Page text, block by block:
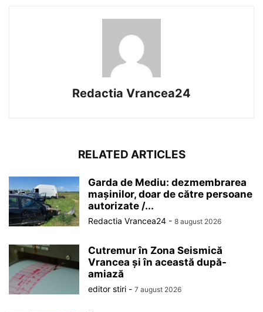
Redactia Vrancea24
RELATED ARTICLES
Garda de Mediu: dezmembrarea
mașinilor, doar de către persoane
autorizate /...
Redactia Vrancea24 - 8 august 2026
Cutremur în Zona Seismică
Vrancea și în această după-
amiază
editor stiri - 7 august 2026